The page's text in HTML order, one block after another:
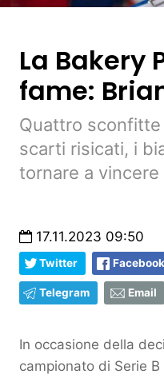
La Bakery
fame:
Quattro
scarti risicati, i
tornare a vincere
17.11.2023 09:50
Twitter Facebook
Telegram Email
In occasione della
campionato di Serie